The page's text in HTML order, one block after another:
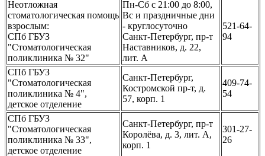
Неотложная
стоматологическая помощь
взрослым:
СПб ГБУЗ
"Стоматологическая
поликлиника № 32"
Пн-Сб с 21:00 до 8:00,
Вс и праздничные дни
- круглосуточно
Санкт-Петербург, пр-т
Наставников, д. 22,
лит. А
521-64-
94
СПб ГБУЗ
"Стоматологическая
поликлиника № 4",
детское отделение
Санкт-Петербург,
Костромской пр-т, д.
57, корп. 1
409-74-
54
СПб ГБУЗ
"Стоматологическая
поликлиника № 33",
детское отделение
Санкт-Петербург, пр-т
Королёва, д. 3, лит. А,
корп. 1
301-27-
26